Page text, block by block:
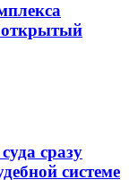
сразу
системе